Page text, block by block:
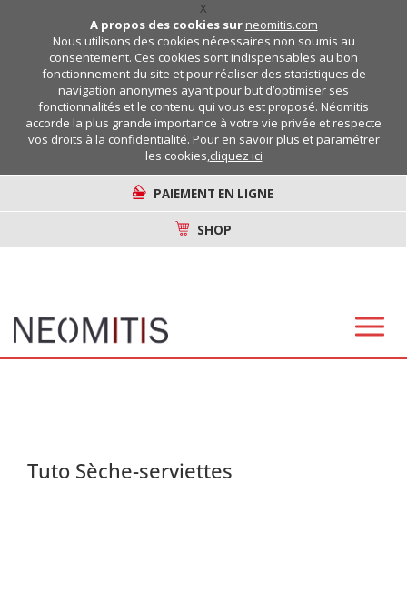
X
A propos des cookies sur neomitis.com
Nous utilisons des cookies nécessaires non soumis au
consentement. Ces cookies sont indispensables au bon
fonctionnement du site et pour réaliser des statistiques de
navigation anonymes ayant pour but d’optimiser ses
fonctionnalités et le contenu qui vous est proposé. Néomitis
accorde la plus grande importance à votre vie privée et respecte
vos droits à la confidentialité. Pour en savoir plus et paramétrer
les cookies,cliquez ici
PAIEMENT EN LIGNE
SHOP
Tuto Sèche-serviettes